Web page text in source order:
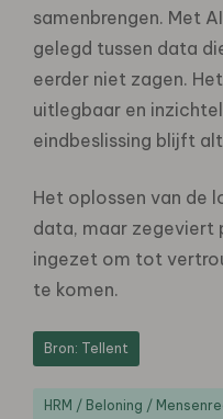
samenbrengen. Met
gelegd tussen data
eerder niet zagen.
uitlegbaar en
eindbeslissing blijft
Het oplossen van de
data, maar zegeviert
ingezet om tot
te komen.
Bron: Tellent
HRM / Beloning /